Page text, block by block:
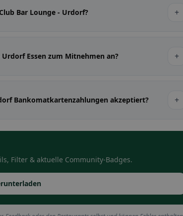
Bar Lounge - Urdorf? +
Essen zum Mitnehmen an? +
Bankomatkartenzahlungen akzeptiert? +
Filter & aktuelle Community-Badges.